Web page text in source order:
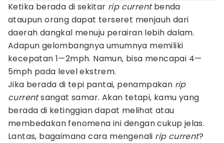
Ketika berada di sekitar rip currentbenda
ataupun orang dapat terseret menjauh dari
daerah dangkal menuju perairan lebih dalam.
Adapun gelombangnya umumnya memiliki
kecepatan 1—2mph. Namun, bisa mencapai 4—
5mph pada level ekstrem.
Jika berada di tepi pantai, penampakan rip
currentsangat samar. Akan tetapi, kamu yang
berada di ketinggian dapat melihat atau
membedakan fenomena ini dengan cukup jelas.
Lantas, bagaimana cara mengenali rip current?